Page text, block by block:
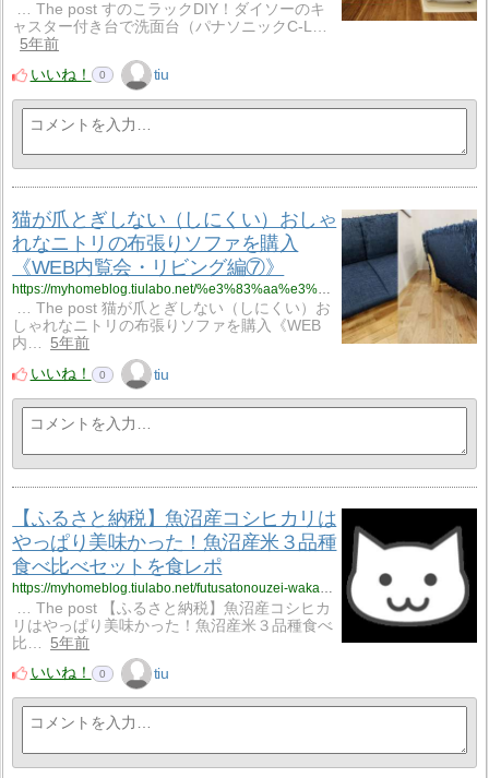
… The post すのこラックDIY！ダイソーのキ
ャスター付き台で洗面台（パナソニックC-L…
5年前
いいね！
0 tiu
猫が爪とぎしない（しにくい）おしゃ
れなニトリの布張りソファを購入
《WEB内覧会・リビング編⑦》
https://myhomeblog.tiulabo.net/%e3%83%aa%e3%83%93%e3%83%b3%e3%82%b0%e3%81%ae%e7%85%a7%e6%98%8e%e3%81%af%e8%87%aa%e7%94%b1%e3%81%ab%e8%aa%bf%e6%95%b4%e3%81%a7%e3%81%8d%e3%82%8b%e3%83%a9%e3%82%a4%e3%83%86%e3%82%a3%e3%83%b3%e3%82%b0/
… The post 猫が爪とぎしない（しにくい）お
しゃれなニトリの布張りソファを購入《WEB
内…
5年前
いいね！
0 tiu
【ふるさと納税】魚沼産コシヒカリは
やっぱり美味かった！魚沼産米３品種
食べ比べセットを食レポ
https://myhomeblog.tiulabo.net/futusatonouzei-wakarinikui-2-2-2-2-2/
… The post 【ふるさと納税】魚沼産コシヒカ
リはやっぱり美味かった！魚沼産米３品種食べ
比…
5年前
いいね！
0 tiu